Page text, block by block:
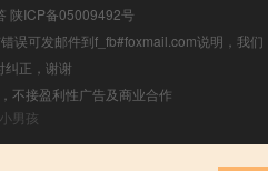
陕ICP备05009492号
误可发邮件到f_fb#foxmail.com说明，我们
纠正，谢谢
不接盈利性广告及商业合作
小男孩